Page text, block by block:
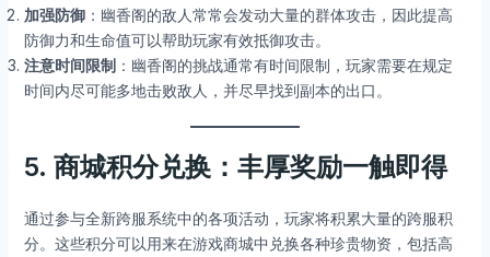
加强防御：幽香阁的敌人常常会发动大量的群体攻击，因此提高
防御力和生命值可以帮助玩家有效抵御攻击。
注意时间限制：幽香阁的挑战通常有时间限制，玩家需要在规定
时间内尽可能多地击败敌人，并尽早找到副本的出口。
5. 商城积分兑换：丰厚奖励一触即得
通过参与全新跨服系统中的各项活动，玩家将积累大量的跨服积
分。这些积分可以用来在游戏商城中兑换各种珍贵物资，包括高